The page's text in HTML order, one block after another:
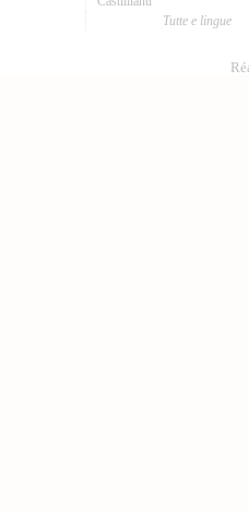
Tutte e lingue